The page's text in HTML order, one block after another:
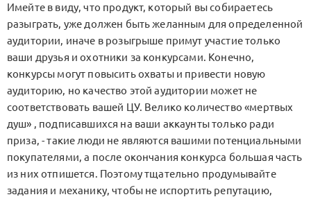
Имейте в виду, что продукт, который вы собираетесь
разыграть, уже должен быть желанным для определенной
аудитории, иначе в розыгрыше примут участие только
ваши друзья и охотники за конкурсами. Конечно,
конкурсы могут повысить охваты и привести новую
аудиторию, но качество этой аудитории может не
соответствовать вашей ЦУ. Велико количество «мертвых
душ» , подписавшихся на ваши аккаунты только ради
приза, - такие люди не являются вашими потенциальными
покупателями, а после окончания конкурса большая часть
из них отпишется. Поэтому тщательно продумывайте
задания и механику, чтобы не испортить репутацию,